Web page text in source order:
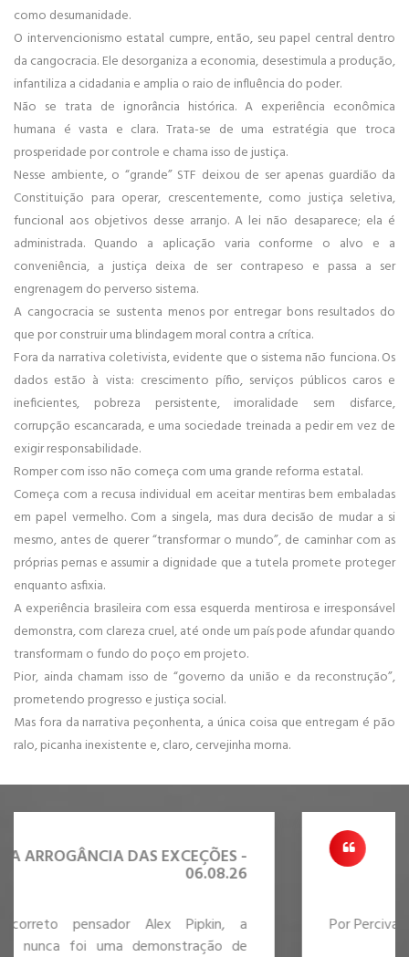
como desumanidade.
O intervencionismo estatal cumpre, então, seu papel central dentro
da cangocracia. Ele desorganiza a economia, desestimula a produção,
infantiliza a cidadania e amplia o raio de influência do poder.
Não se trata de ignorância histórica. A experiência econômica
humana é vasta e clara. Trata-se de uma estratégia que troca
prosperidade por controle e chama isso de justiça.
Nesse ambiente, o “grande” STF deixou de ser apenas guardião da
Constituição para operar, crescentemente, como justiça seletiva,
funcional aos objetivos desse arranjo. A lei não desaparece; ela é
administrada. Quando a aplicação varia conforme o alvo e a
conveniência, a justiça deixa de ser contrapeso e passa a ser
engrenagem do perverso sistema.
A cangocracia se sustenta menos por entregar bons resultados do
que por construir uma blindagem moral contra a crítica.
Fora da narrativa coletivista, evidente que o sistema não funciona. Os
dados estão à vista: crescimento pífio, serviços públicos caros e
ineficientes, pobreza persistente, imoralidade sem disfarce,
corrupção escancarada, e uma sociedade treinada a pedir em vez de
exigir responsabilidade.
Romper com isso não começa com uma grande reforma estatal.
Começa com a recusa individual em aceitar mentiras bem embaladas
em papel vermelho. Com a singela, mas dura decisão de mudar a si
mesmo, antes de querer “transformar o mundo”, de caminhar com as
próprias pernas e assumir a dignidade que a tutela promete proteger
enquanto asfixia.
A experiência brasileira com essa esquerda mentirosa e irresponsável
demonstra, com clareza cruel, até onde um país pode afundar quando
transformam o fundo do poço em projeto.
Pior, ainda chamam isso de “governo da união e da reconstrução”,
prometendo progresso e justiça social.
Mas fora da narrativa peçonhenta, a única coisa que entregam é pão
ralo, picanha inexistente e, claro, cervejinha morna.
-
a
de
O JOGO E A REGRA DO
Por Percival Puggina